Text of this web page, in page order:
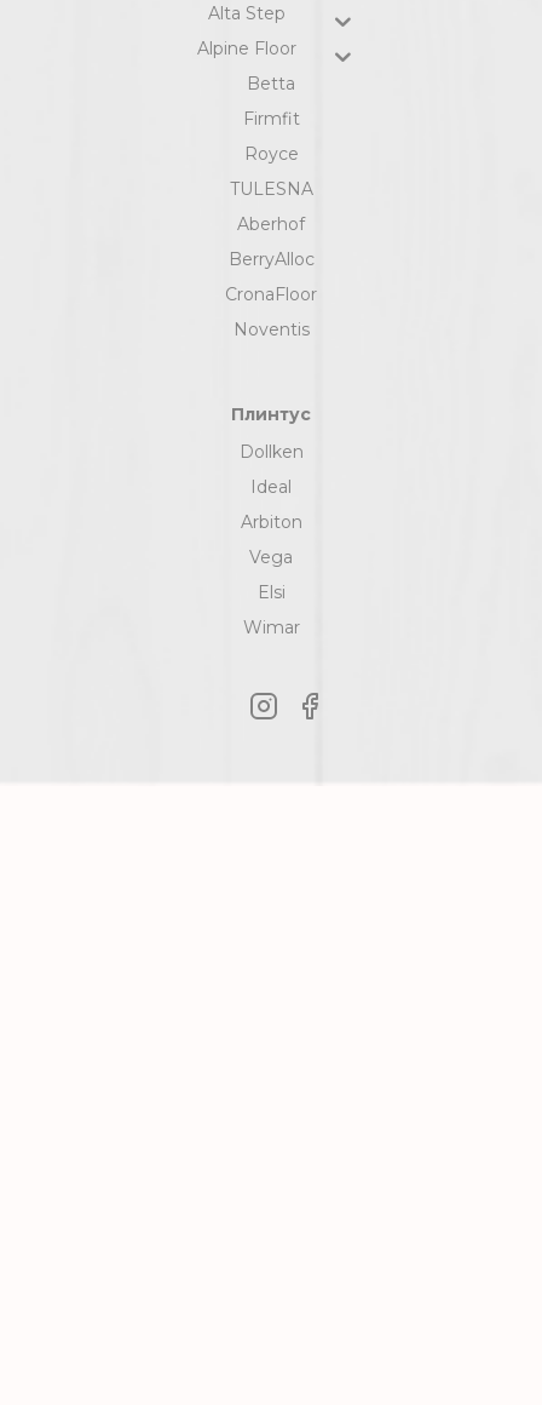
Alta Step
Alpine Floor
Betta
Firmfit
Royce
TULESNA
Aberhof
BerryAlloc
CronaFloor
Noventis
Плинтус
Dollken
Ideal
Arbiton
Vega
Elsi
Wimar